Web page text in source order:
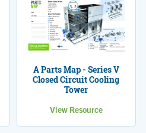
A Parts Map - Series V
Closed Circuit Cooling
Tower
View Resource